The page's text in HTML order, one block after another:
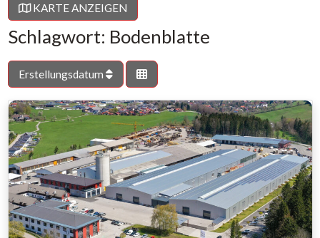
KARTE ANZEIGEN
Schlagwort: Bodenblatte
Erstellungsdatum